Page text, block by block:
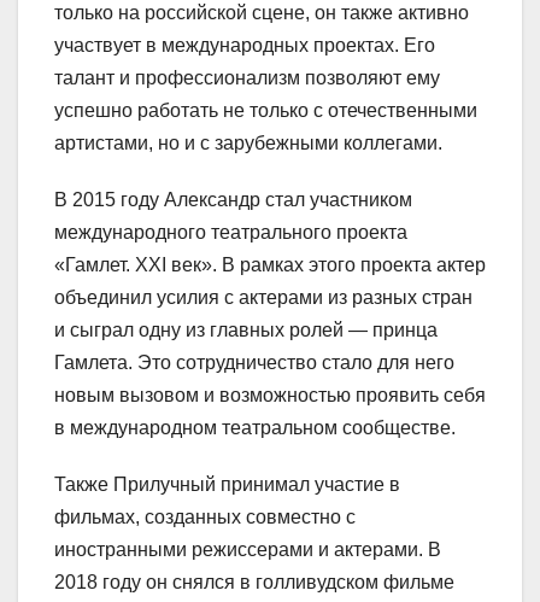
только на российской сцене, он также активно
участвует в международных проектах. Его
талант и профессионализм позволяют ему
успешно работать не только с отечественными
артистами, но и с зарубежными коллегами.
В 2015 году Александр стал участником
международного театрального проекта
«Гамлет. XXI век». В рамках этого проекта актер
объединил усилия с актерами из разных стран
и сыграл одну из главных ролей — принца
Гамлета. Это сотрудничество стало для него
новым вызовом и возможностью проявить себя
в международном театральном сообществе.
Также Прилучный принимал участие в
фильмах, созданных совместно с
иностранными режиссерами и актерами. В
2018 году он снялся в голливудском фильме